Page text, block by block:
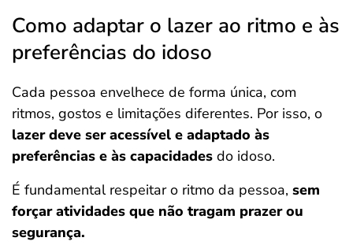
Como adaptar o lazer ao ritmo e às
preferências do idoso
Cada pessoa envelhece de forma única, com
ritmos, gostos e limitações diferentes. Por isso, o
lazer deve ser acessível e adaptado às
preferências e às capacidades do idoso.
É fundamental respeitar o ritmo da pessoa, sem
forçar atividades que não tragam prazer ou
segurança.